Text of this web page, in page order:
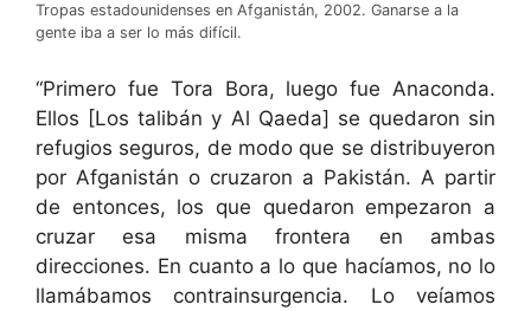
Tropas estadounidenses en Afganistán, 2002. Ganarse a la
gente iba a ser lo más difícil.
“Primero fue Tora Bora, luego fue Anaconda.
Ellos [Los talibán y Al Qaeda] se quedaron sin
refugios seguros, de modo que se distribuyeron
por Afganistán o cruzaron a Pakistán. A partir
de entonces, los que quedaron empezaron a
cruzar esa misma frontera en ambas
direcciones. En cuanto a lo que hacíamos, no lo
llamábamos contrainsurgencia. Lo veíamos